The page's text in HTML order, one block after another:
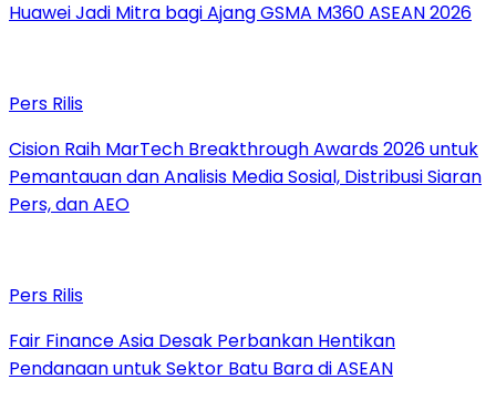
Huawei Jadi Mitra bagi Ajang GSMA M360 ASEAN 2026
Pers Rilis
Cision Raih MarTech Breakthrough Awards 2026 untuk
Pemantauan dan Analisis Media Sosial, Distribusi Siaran
Pers, dan AEO
Pers Rilis
Fair Finance Asia Desak Perbankan Hentikan
Pendanaan untuk Sektor Batu Bara di ASEAN